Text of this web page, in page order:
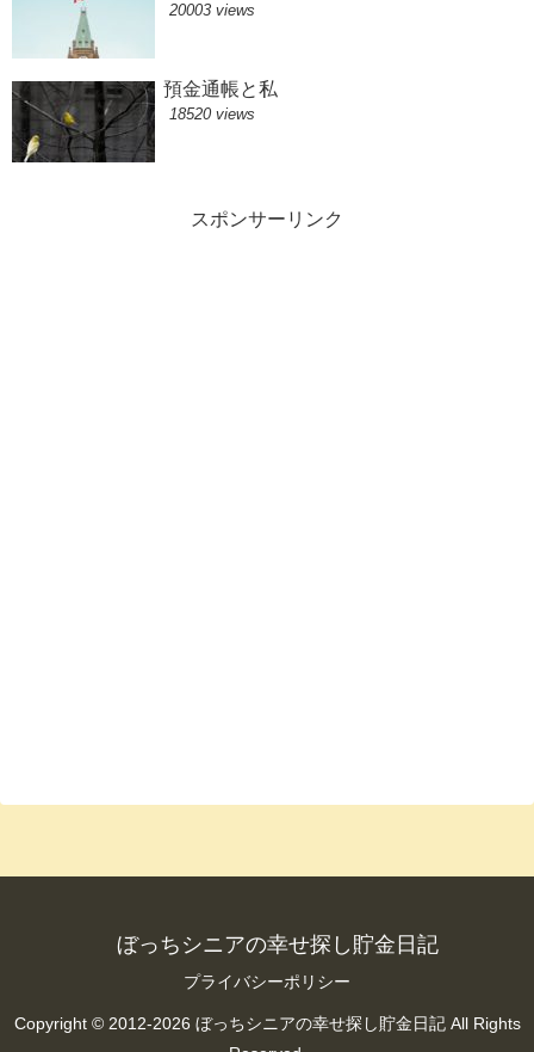
20003 views
預金通帳と私
18520 views
スポンサーリンク
ぼっちシニアの幸せ探し貯金日記
プライバシーポリシー
Copyright © 2012-2026 ぼっちシニアの幸せ探し貯金日記 All Rights